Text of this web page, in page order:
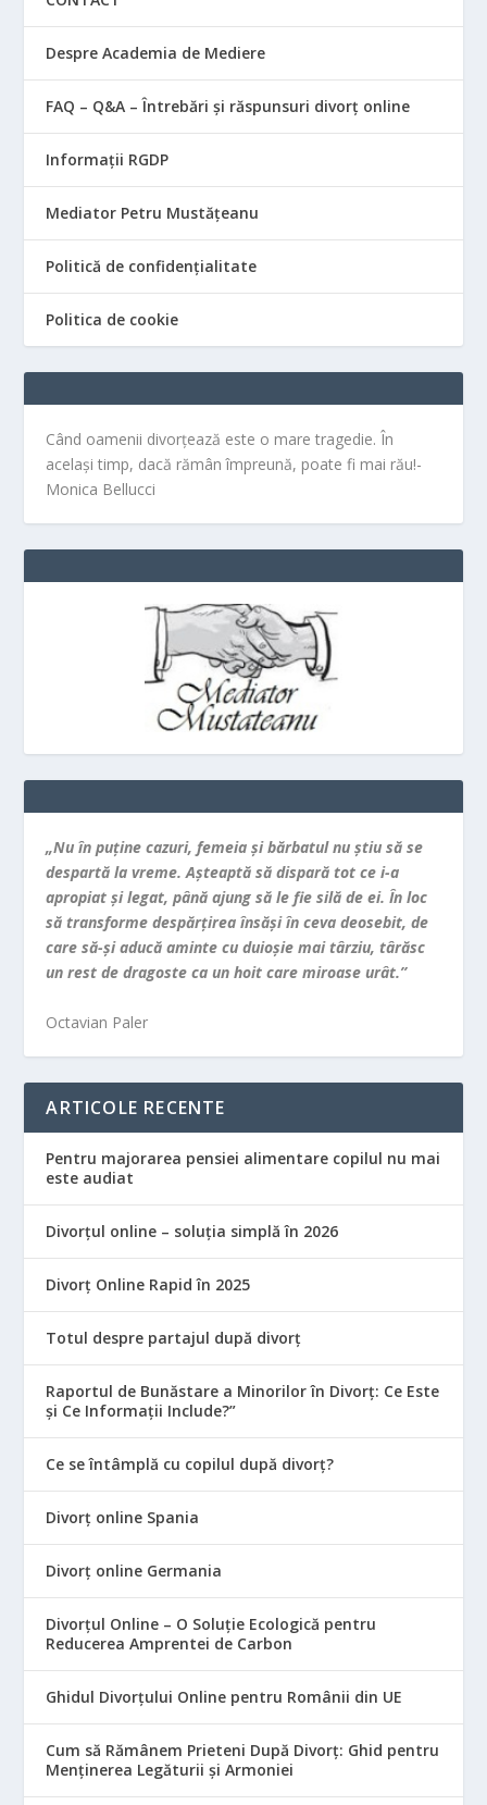
Despre Academia de Mediere
FAQ – Q&A – Întrebări și răspunsuri divorț online
Informații RGDP
Mediator Petru Mustățeanu
Politică de confidențialitate
Politica de cookie
Când oamenii divorțează este o mare tragedie. În
același timp, dacă rămân împreună, poate fi mai rău!-
Monica Bellucci
„Nu în puţine cazuri, femeia şi bărbatul nu ştiu să se
despartă la vreme. Aşteaptă să dispară tot ce i-a
apropiat şi legat, până ajung să le fie silă de ei. În loc
să transforme despărţirea însăşi în ceva deosebit, de
care să-şi aducă aminte cu duioşie mai târziu, târăsc
un rest de dragoste ca un hoit care miroase urât.”
Octavian Paler
ARTICOLE RECENTE
Pentru majorarea pensiei alimentare copilul nu mai
este audiat
Divorțul online – soluția simplă în 2026
Divorț Online Rapid în 2025
Totul despre partajul după divorț
Raportul de Bunăstare a Minorilor în Divorț: Ce Este
și Ce Informații Include?”
Ce se întâmplă cu copilul după divorț?
Divorț online Spania
Divorț online Germania
Divorțul Online – O Soluție Ecologică pentru
Reducerea Amprentei de Carbon
Ghidul Divorțului Online pentru Românii din UE
Cum să Rămânem Prieteni După Divorț: Ghid pentru
Menținerea Legăturii și Armoniei